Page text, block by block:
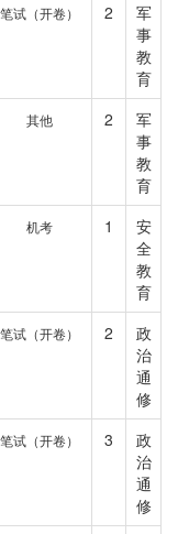
笔试（开卷） 2
军
事
教
育
其他 2
军
事
教
育
机考 1
安
全
教
育
笔试（开卷） 2
政
治
通
修
笔试（开卷） 3
政
治
通
修